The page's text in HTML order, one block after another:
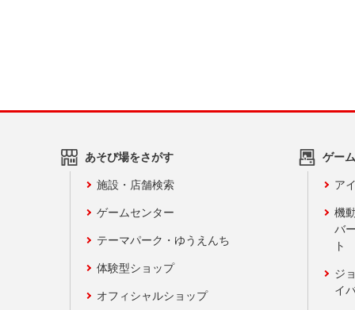
あそび場をさがす
施設・店舗検索
ゲームセンター
テーマパーク・ゆうえんち
体験型ショップ
オフィシャルショップ
ゲー
ア
機
バ
ト
ジ
イ